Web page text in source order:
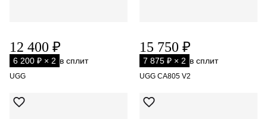
12 400 ₽
6 200 ₽ × 2 в сплит
UGG
15 750 ₽
7 875 ₽ × 2 в сплит
UGG CA805 V2